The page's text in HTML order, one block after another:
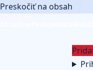
Preskočiť na obsah